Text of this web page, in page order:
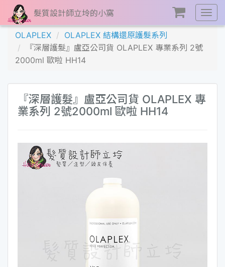
展
開
髮質設計師立坽的小窩
OLAPLEX
OLAPLEX 結構還原護髮系列
『深層護髮』盧亞公司貨 OLAPLEX 專業系列 2號
2000ml 歐啦 HH14
『深層護髮』盧亞公司貨 OLAPLEX 專
業系列 2號2000ml 歐啦 HH14